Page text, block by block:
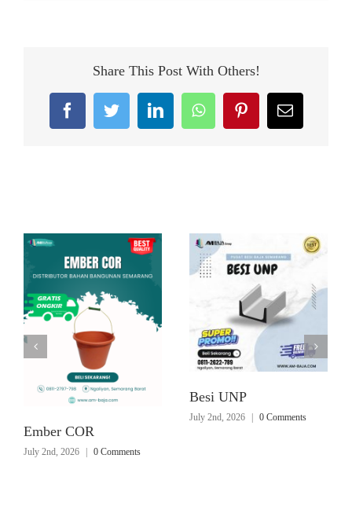
Share This Post With Others!
FacebookTwitterLinkedInWhatsAppPinterestEmail
Ember COR
July 2nd, 2026 0 Comments
Besi UNP
July 2nd, 2026 0 Comments